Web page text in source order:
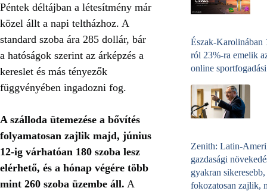
Péntek déltájban a létesítmény már
közel állt a napi teltházhoz. A
standard szoba ára 285 dollár, bár
a hatóságok szerint az árképzés a
kereslet és más tényezők
függvényében ingadozni fog.
A szálloda ütemezése a bővítés
folyamatosan zajlik majd, június
12-ig várhatóan 180 szoba lesz
elérhető, és a hónap végére több
mint 260 szoba üzembe áll. A
Észak-Karolinában
ról 23%-ra emelik
online
Zenith: Latin-
gazdasági
gyakran sikeresebb,
fokozatosan zajlik,